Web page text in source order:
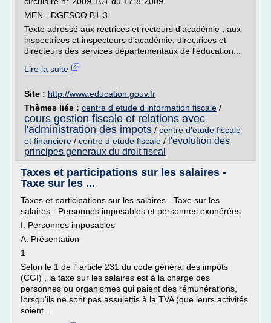
MEN - DGESCO B1-3
Texte adressé aux rectrices et recteurs d'académie ; aux
inspectrices et inspecteurs d'académie, directrices et
directeurs des services départementaux de l'éducation...
Lire la suite
Site : http://www.education.gouv.fr
Thèmes liés : centre d etude d information fiscale /
cours gestion fiscale et relations avec
l'administration des impots / centre d'etude fiscale
et financiere / centre d etude fiscale / l'evolution des
principes generaux du droit fiscal
Taxes et participations sur les salaires -
Taxe sur les ...
Taxes et participations sur les salaires - Taxe sur les
salaires - Personnes imposables et personnes exonérées
I. Personnes imposables
A. Présentation
1
Selon le 1 de l' article 231 du code général des impôts
(CGI) , la taxe sur les salaires est à la charge des
personnes ou organismes qui paient des rémunérations,
Iorsqu'ils ne sont pas assujettis à la TVA (que leurs activités
soient...